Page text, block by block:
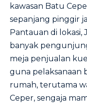
kawasan Batu
sepanjang pinggir
Pantauan di lokasi,
banyak
meja penjualan
guna pelaksanaan
rumah, terutama
Ceper, sengaja